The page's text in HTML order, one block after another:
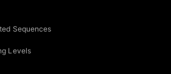
Sequences
Levels